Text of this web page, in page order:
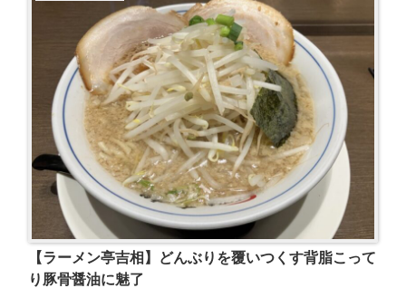
【ラーメン亭吉相】どんぶりを覆いつくす背脂こって
り豚骨醤油に魅了